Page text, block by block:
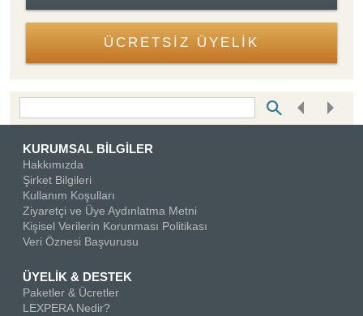
ÜCRETSİZ ÜYELİK
KURUMSAL BİLGİLER
Hakkımızda
Şirket Bilgileri
Kullanım Koşulları
Ziyaretçi ve Üye Aydınlatma Metni
Kişisel Verilerin Korunması Politikası
Veri Öznesi Başvurusu
ÜYELİK & DESTEK
Paketler & Ücretler
LEXPERA Nedir?